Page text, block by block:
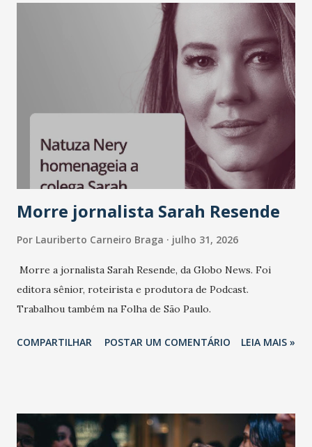
Morre jornalista Sarah Resende
Por Lauriberto Carneiro Braga julho 31, 2026
Morre a jornalista Sarah Resende, da Globo News. Foi
editora sênior, roteirista e produtora de Podcast.
Trabalhou também na Folha de São Paulo.
COMPARTILHAR POSTAR UM COMENTÁRIO LEIA MAIS »